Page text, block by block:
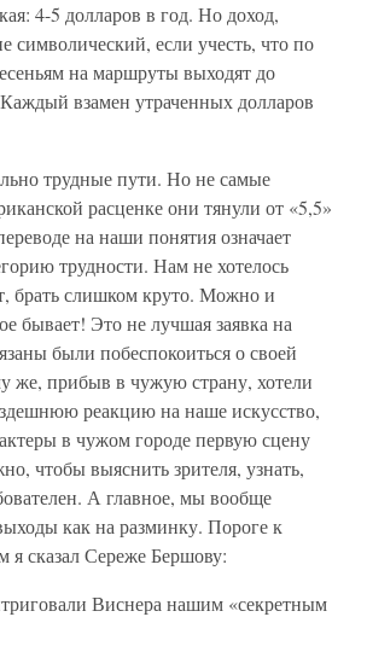
4-5 долларов в год. Но доход,
символический, если учесть, что по
на маршруты выходят до
взамен утраченных долларов
трудные пути. Но не самые
расценке они тянули от «5,5»
на наши понятия означает
трудности. Нам не хотелось
брать слишком круто. Можно и
бывает! Это не лучшая заявка на
были побеспокоиться о своей
же, прибыв в чужую страну, хотели
реакцию на наше искусство,
в чужом городе первую сцену
чтобы выяснить зрителя, узнать,
А главное, мы вообще
как на разминку. Пороге к
сказал Сереже Бершову:
Виснера нашим «секретным